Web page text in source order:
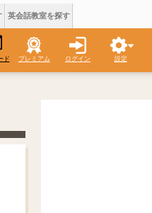
英会話教室を探す
ド プレミアム ログイン 設定